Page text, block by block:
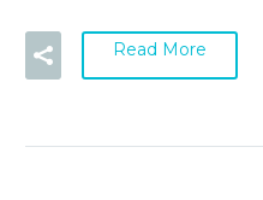
Read More